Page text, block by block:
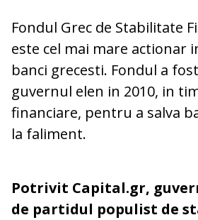
Fondul Grec de Stabilitate
este cel mai mare actionar
banci grecesti. Fondul a
guvernul elen in 2010, in
financiare, pentru a salva
la faliment.
Potrivit Capital.gr,
de partidul populist de